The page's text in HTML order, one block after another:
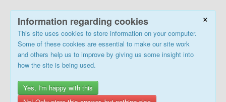
×
Information regarding cookies
This site uses cookies to store information on your computer.
Some of these cookies are essential to make our site work
and others help us to improve by giving us some insight into
how the site is being used.
Yes, I'm happy with this